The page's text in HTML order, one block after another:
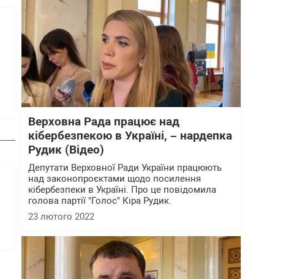
Верховна Рада працює над
кібербезпекою в Україні, – нардепка
Рудик (Відео)
Депутати Верховної Ради України працюють
над законопроєктами щодо посилення
кібербезпеки в Україні. Про це повідомила
голова партії "Голос" Кіра Рудик.
23 лютого 2022